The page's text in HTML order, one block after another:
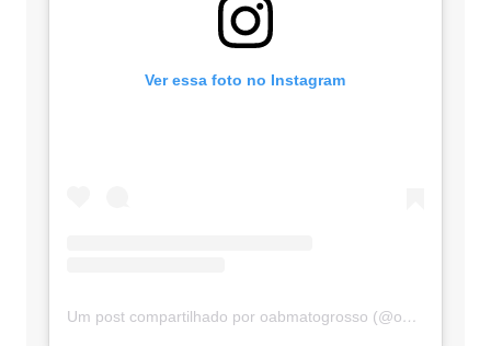
Ver essa foto no Instagram
Um post compartilhado por oabmatogrosso (@oabmatogrosso)